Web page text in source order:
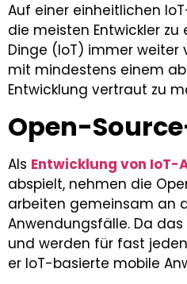
Auf einer einheitlichen
die meisten Entwickler
Dinge (IoT) immer weiter
mit mindestens einem
Entwicklung vertraut zu
Open-
Als Entwicklung von IoT-
abspielt, nehmen die
arbeiten gemeinsam an
Anwendungsfälle. Da
und werden für fast
er IoT-basierte mobile